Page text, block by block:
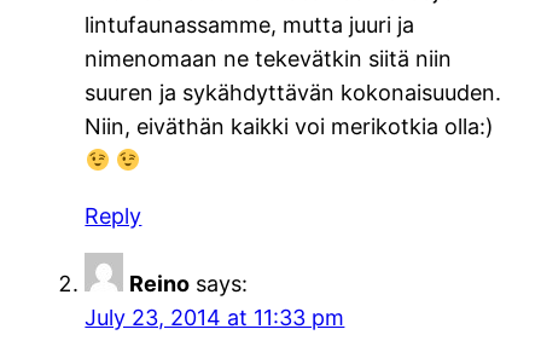
lintufaunassamme, mutta juuri ja
nimenomaan ne tekevätkin siitä niin
suuren ja sykähdyttävän kokonaisuuden.
Niin, eiväthän kaikki voi merikotkia olla:)
Reply
Reino says:
July 23, 2014 at 11:33 pm